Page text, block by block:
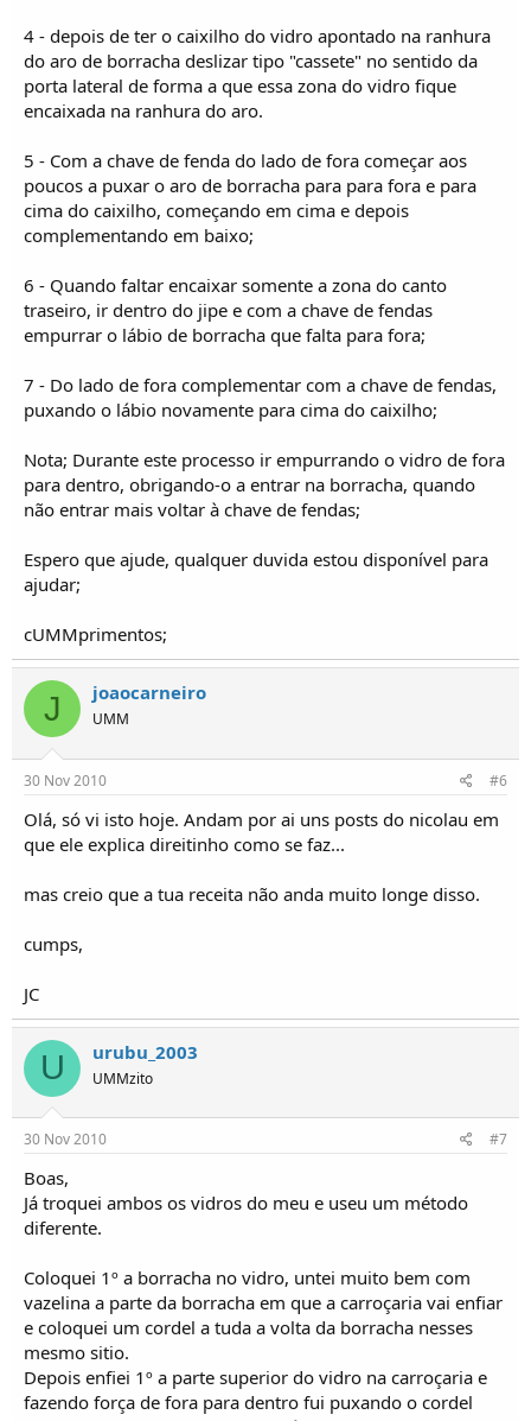
4 - depois de ter o caixilho do vidro apontado na ranhura
do aro de borracha deslizar tipo "cassete" no sentido da
porta lateral de forma a que essa zona do vidro fique
encaixada na ranhura do aro.
5 - Com a chave de fenda do lado de fora começar aos
poucos a puxar o aro de borracha para para fora e para
cima do caixilho, começando em cima e depois
complementando em baixo;
6 - Quando faltar encaixar somente a zona do canto
traseiro, ir dentro do jipe e com a chave de fendas
empurrar o lábio de borracha que falta para fora;
7 - Do lado de fora complementar com a chave de fendas,
puxando o lábio novamente para cima do caixilho;
Nota; Durante este processo ir empurrando o vidro de fora
para dentro, obrigando-o a entrar na borracha, quando
não entrar mais voltar à chave de fendas;
Espero que ajude, qualquer duvida estou disponível para
ajudar;
cUMMprimentos;
J joaocarneiro
UMM
30 Nov 2010 #6
Olá, só vi isto hoje. Andam por ai uns posts do nicolau em
que ele explica direitinho como se faz...
mas creio que a tua receita não anda muito longe disso.
cumps,
JC
U urubu_2003
UMMzito
30 Nov 2010 #7
Boas,
Já troquei ambos os vidros do meu e useu um método
diferente.
Coloquei 1º a borracha no vidro, untei muito bem com
vazelina a parte da borracha em que a carroçaria vai enfiar
e coloquei um cordel a tuda a volta da borracha nesses
mesmo sitio.
Depois enfiei 1º a parte superior do vidro na carroçaria e
fazendo força de fora para dentro fui puxando o cordel